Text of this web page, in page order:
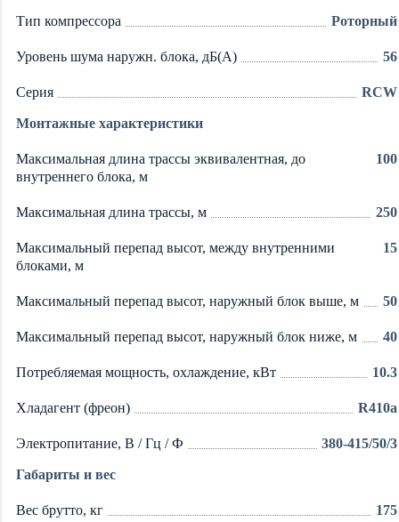
Тип компрессора Роторный
Уровень шума наружн. блока, дБ(А) 56
Серия RCW
Монтажные характеристики
Максимальная длина трассы эквивалентная, до
внутреннего блока, м
100
Максимальная длина трассы, м 250
Максимальный перепад высот, между внутренними
блоками, м
15
Максимальный перепад высот, наружный блок выше, м 50
Максимальный перепад высот, наружный блок ниже, м 40
Потребляемая мощность, охлаждение, кВт 10.3
Хладагент (фреон) R410a
Электропитание, В / Гц / Ф 380-415/50/3
Габариты и вес
Вес брутто, кг 175